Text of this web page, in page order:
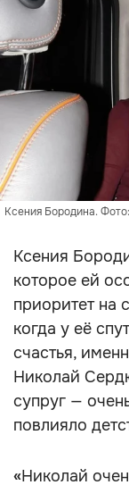
Ксения Бородина.
Ксения
которое ей
приоритет на
когда у её
счастья,
Николай
супруг —
повлияло
«Николай